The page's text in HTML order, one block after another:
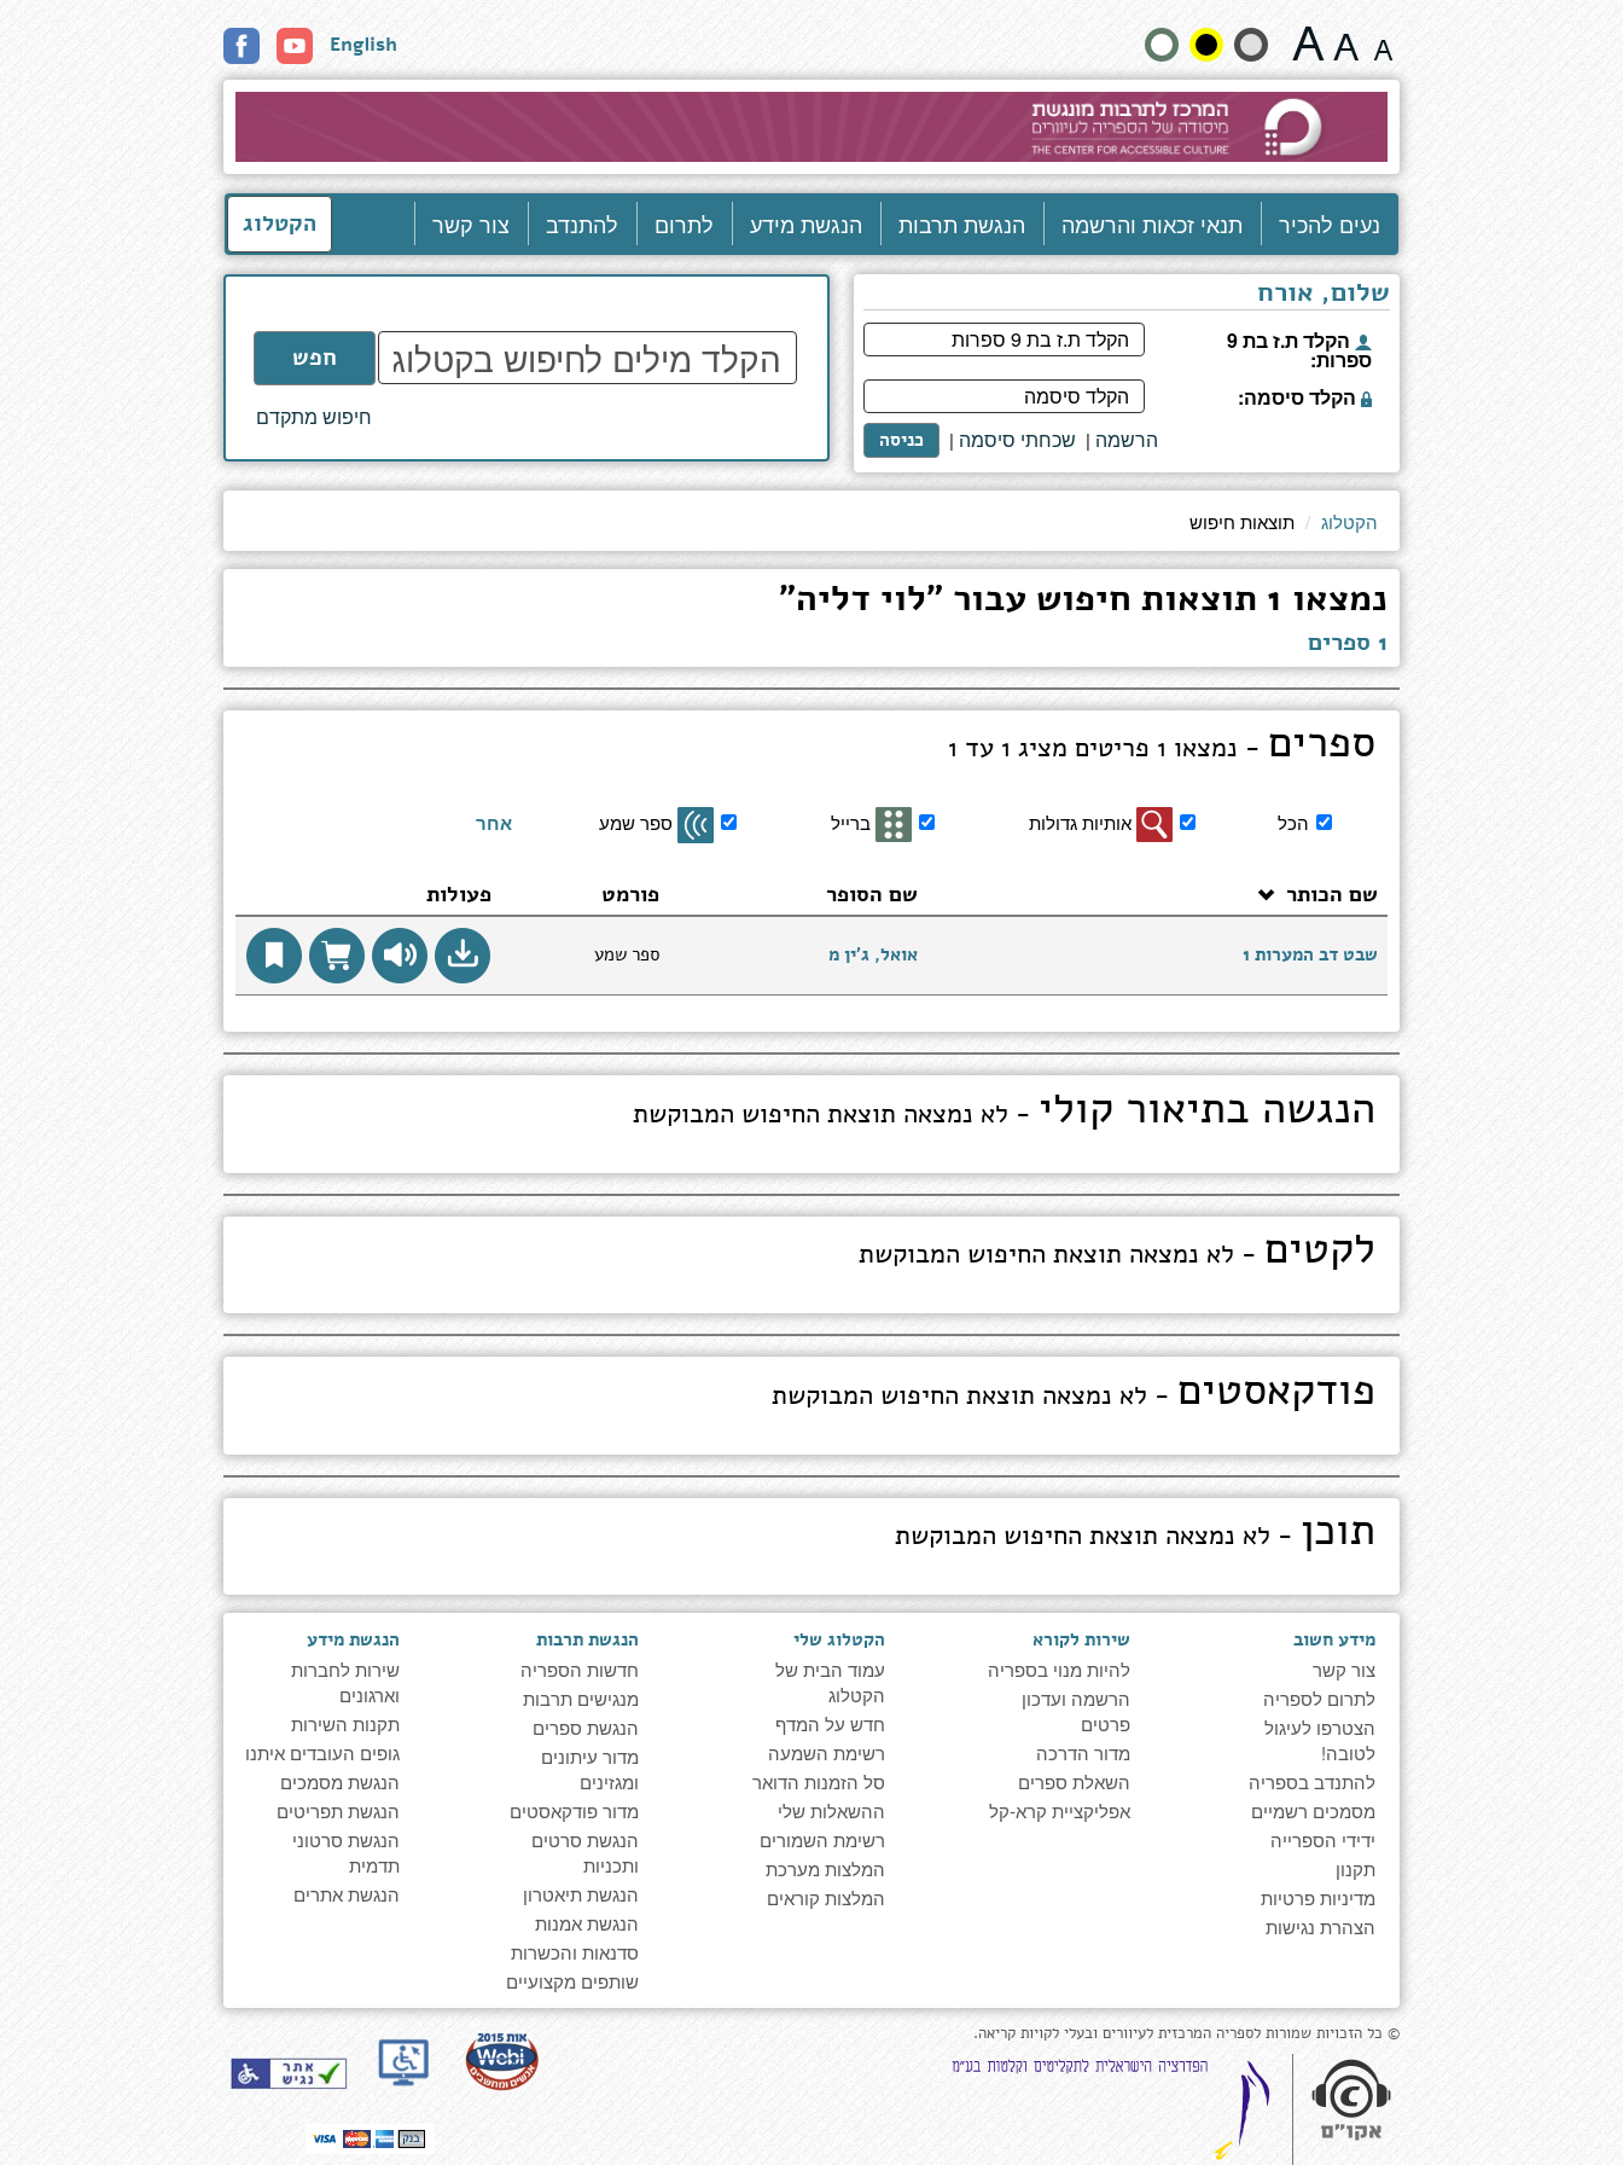
חיפוש
שנה
גודל
וצבעים:
English
נעים להכיר תנאי זכאות והרשמה הנגשת תרבות הנגשת מידע לתרום להתנדב צור קשר הקטלוג
שלום, אורח
הקלד ת.ז בת 9
ספרות:
הקלד סיסמה:
כניסה | שכחתי סיסמה | הרשמה
הקלד
מילים
לחיפוש
חפש
חיפוש מתקדם
הקטלוג תוצאות חיפוש
נמצאו 1 תוצאות חיפוש עבור "לוי דליה"
1 ספרים
ספרים - נמצאו 1 פריטים מציג 1 עד 1
ספרים
הכל אותיות גדולות ברייל ספר שמע אחר
שם הכותר שם הסופר פורמט פעולות
שבט דב המערות 1 אואל, ג'ין מ ספר שמע
הנגשה בתיאור קולי - לא נמצאה תוצאת החיפוש המבוקשת
לקטים - לא נמצאה תוצאת החיפוש המבוקשת
פודקאסטים - לא נמצאה תוצאת החיפוש המבוקשת
תוכן - לא נמצאה תוצאת החיפוש המבוקשת
מידע חשוב
צור קשר
לתרום לספריה
הצטרפו לעיגול
לטובה!
להתנדב בספריה
מסמכים רשמיים
ידידי הספרייה
תקנון
מדיניות פרטיות
הצהרת נגישות
שירות לקורא
להיות מנוי בספריה
הרשמה ועדכון
פרטים
מדור הדרכה
השאלת ספרים
אפליקציית קרא-קל
הקטלוג שלי
עמוד הבית של
הקטלוג
חדש על המדף
רשימת השמעה
סל הזמנות הדואר
ההשאלות שלי
רשימת השמורים
המלצות מערכת
המלצות קוראים
הנגשת תרבות
חדשות הספריה
מנגישים תרבות
הנגשת ספרים
מדור עיתונים
ומגזינים
מדור פודקאסטים
הנגשת סרטים
ותכניות
הנגשת תיאטרון
הנגשת אמנות
סדנאות והכשרות
שותפים מקצועיים
הנגשת מידע
שירות לחברות
וארגונים
תקנות השירות
גופים העובדים איתנו
הנגשת מסמכים
הנגשת תפריטים
הנגשת סרטוני
תדמית
הנגשת אתרים
© כל הזכויות שמורות לספריה המרכזית לעיוורים ובעלי לקויות קריאה.